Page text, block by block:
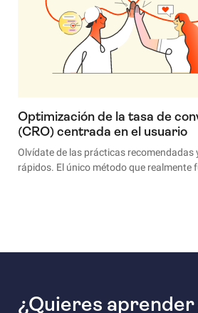
Optimización de la tasa de
(CRO) centrada en el usuario
Olvídate de las prácticas recomendadas
rápidos. El único método que realmente
optimización de conversiones,
a recopilar los datos que necesitas para
¿Quieres aprender